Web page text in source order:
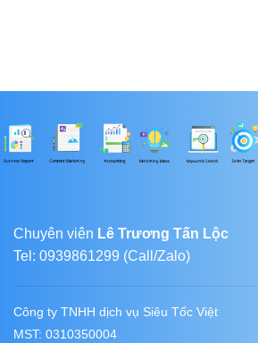
Chuyên viên Lê Trương Tấn Lộc
Tel: 0939861299 (Call/Zalo)
Công ty TNHH dịch vụ Siêu Tốc Việt
MST: 0310350004